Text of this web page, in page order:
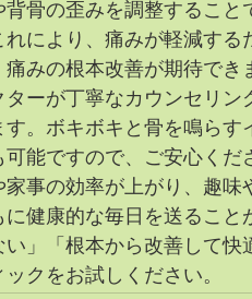
骨の歪みを調整すること
により、痛みが軽減す
みの根本改善が期待でき
ーが丁寧なカウンセリン
。ボキボキと骨を鳴らす
能ですので、ご安心くだ
事の効率が上がり、趣味
健康的な毎日を送ること
い」「根本から改善して
クをお試しください。